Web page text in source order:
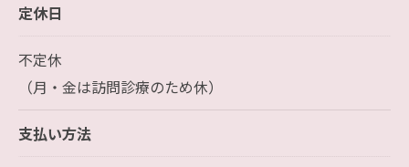
定休日
不定休
（月・金は訪問診療のため休）
支払い方法